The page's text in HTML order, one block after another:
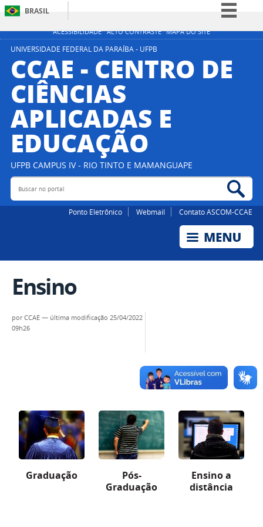
ACESSIBILIDADE ALTO CONTRASTE MAPA DO SITE
BRASIL
Simplifique!
Participe
UNIVERSIDADE FEDERAL DA PARAÍBA - UFPB
CCAE - CENTRO DE
CIÊNCIAS
APLICADAS E
EDUCAÇÃO
UFPB CAMPUS IV - RIO TINTO E MAMANGUAPE
Buscar no portal
Ponto Eletrônico Webmail Contato ASCOM-CCAE
Ensino
porCCAE — última modificação 25/04/2022
09h26
Graduação
Pós-
Graduação
Ensino a
distância